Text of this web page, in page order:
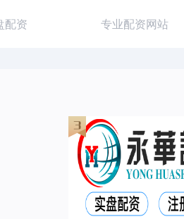
配资 专业配资网站